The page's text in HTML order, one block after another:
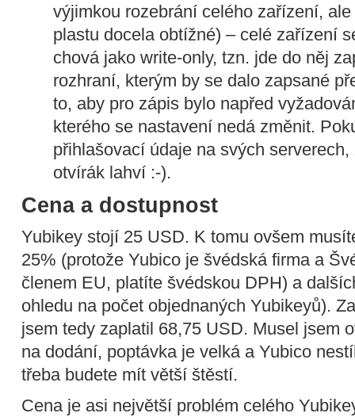
výjimkou rozebrání celého zařízení,
plastu docela obtížné) – celé zařízení
chová jako write-only, tzn. jde do něj
rozhraní, kterým by se dalo zapsané
to, aby pro zápis bylo napřed
kterého se nastavení nedá změnit.
přihlašovací údaje na svých
otvírák lahví :-).
Cena a dostupnost
Yubikey stojí 25 USD. K tomu ovšem
25% (protože Yubico je švédská firma a
členem EU, platíte švédskou DPH) a
ohledu na počet objednaných Yubikeyů).
jsem tedy zaplatil 68,75 USD. Musel jsem
na dodání, poptávka je velká a Yubico
třeba budete mít větší štěstí.
Cena je asi největší problém celého